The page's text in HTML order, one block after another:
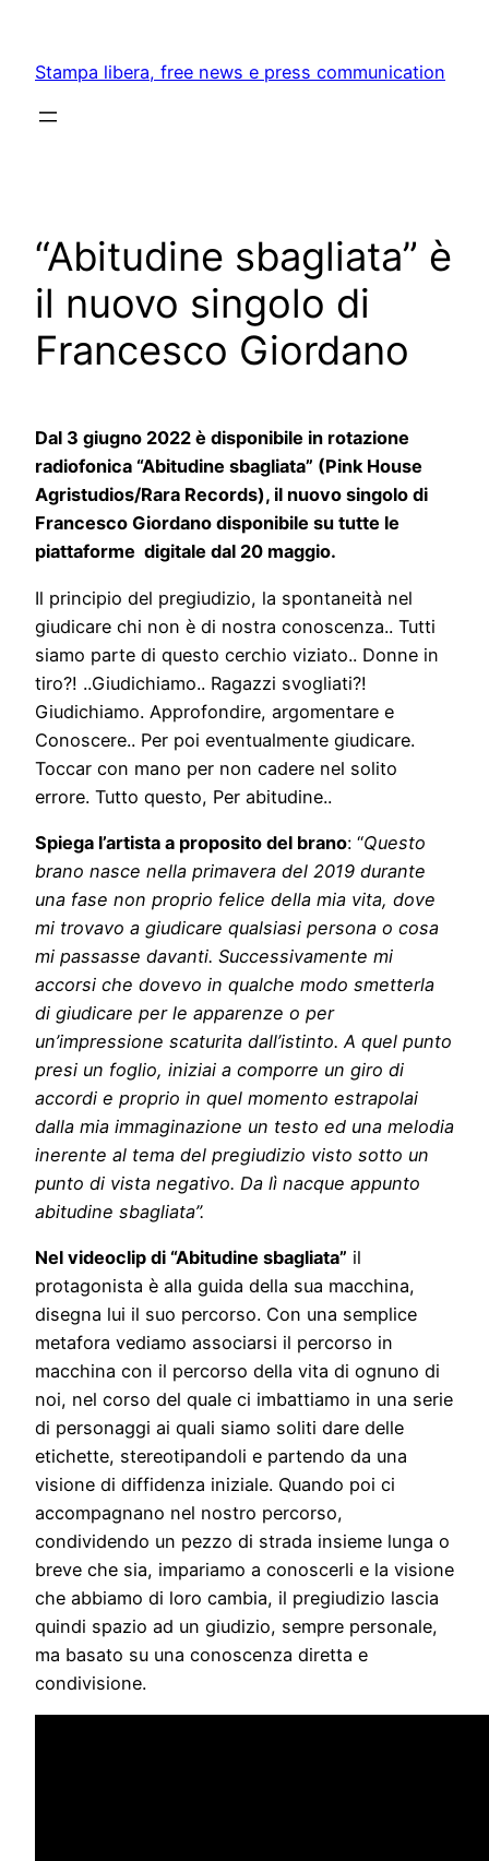
content
Stampa libera, free news e press communication
“Abitudine sbagliata” è
il nuovo singolo di
Francesco Giordano
Dal 3 giugno 2022 è disponibile in rotazione
radiofonica “Abitudine sbagliata” (Pink House
Agristudios/Rara Records), il nuovo singolo di
Francesco Giordano disponibile su tutte le
piattaforme digitale dal 20 maggio.
Il principio del pregiudizio, la spontaneità nel
giudicare chi non è di nostra conoscenza.. Tutti
siamo parte di questo cerchio viziato.. Donne in
tiro?! ..Giudichiamo.. Ragazzi svogliati?!
Giudichiamo. Approfondire, argomentare e
Conoscere.. Per poi eventualmente giudicare.
Toccar con mano per non cadere nel solito
errore. Tutto questo, Per abitudine..
Spiega l’artista a proposito del brano: “Questo
brano nasce nella primavera del 2019 durante
una fase non proprio felice della mia vita, dove
mi trovavo a giudicare qualsiasi persona o cosa
mi passasse davanti. Successivamente mi
accorsi che dovevo in qualche modo smetterla
di giudicare per le apparenze o per
un’impressione scaturita dall’istinto. A quel punto
presi un foglio, iniziai a comporre un giro di
accordi e proprio in quel momento estrapolai
dalla mia immaginazione un testo ed una melodia
inerente al tema del pregiudizio visto sotto un
punto di vista negativo. Da lì nacque appunto
abitudine sbagliata”.
Nel videoclip di “Abitudine sbagliata” il
protagonista è alla guida della sua macchina,
disegna lui il suo percorso. Con una semplice
metafora vediamo associarsi il percorso in
macchina con il percorso della vita di ognuno di
noi, nel corso del quale ci imbattiamo in una serie
di personaggi ai quali siamo soliti dare delle
etichette, stereotipandoli e partendo da una
visione di diffidenza iniziale. Quando poi ci
accompagnano nel nostro percorso,
condividendo un pezzo di strada insieme lunga o
breve che sia, impariamo a conoscerli e la visione
che abbiamo di loro cambia, il pregiudizio lascia
quindi spazio ad un giudizio, sempre personale,
ma basato su una conoscenza diretta e
condivisione.